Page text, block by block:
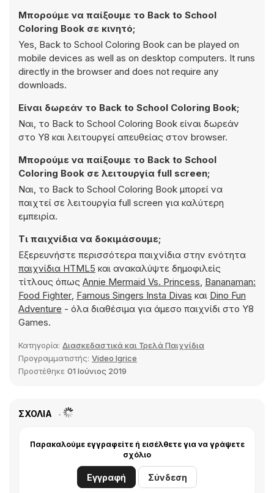
Μπορούμε να παίξουμε το Back to School
Coloring Book σε κινητό;
Yes, Back to School Coloring Book can be played on
mobile devices as well as on desktop computers. It runs
directly in the browser and does not require any
downloads.
Είναι δωρεάν το Back to School Coloring Book;
Ναι, το Back to School Coloring Book είναι δωρεάν
στο Y8 και λειτουργεί απευθείας στον browser.
Μπορούμε να παίξουμε το Back to School
Coloring Book σε λειτουργία full screen;
Ναι, το Back to School Coloring Book μπορεί να
παιχτεί σε λειτουργία full screen για καλύτερη
εμπειρία.
Τι παιχνίδια να δοκιμάσουμε;
Εξερευνήστε περισσότερα παιχνίδια στην ενότητα
παιχνίδια HTML5 και ανακαλύψτε δημοφιλείς
τίτλους όπως Annie Mermaid Vs. Princess, Bananaman:
Food Fighter, Famous Singers Insta Divas και Dino Fun
Adventure - όλα διαθέσιμα για άμεσο παιχνίδι στο Y8
Games.
Κατηγορία: Διασκεδαστικά και Τρελά Παιχνίδια
Προγραμματιστής: Video Igrice
Προστέθηκε 01 Ιούνιος 2019
ΣΧΌΛΙΑ
Παρακαλούμε εγγραφείτε ή εισέλθετε για να γράψετε
σχόλιο
Εγγραφή Σύνδεση